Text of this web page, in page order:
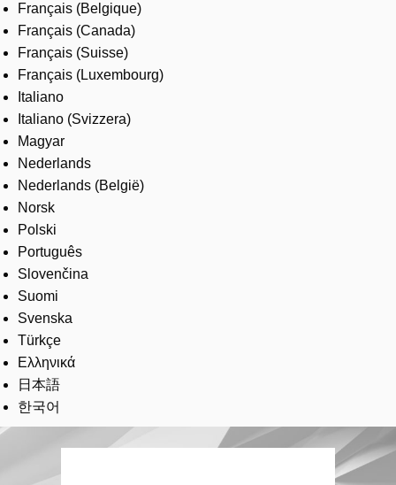
Français (Belgique)
Français (Canada)
Français (Suisse)
Français (Luxembourg)
Italiano
Italiano (Svizzera)
Magyar
Nederlands
Nederlands (België)
Norsk
Polski
Português
Slovenčina
Suomi
Svenska
Türkçe
Ελληνικά
日本語
한국어